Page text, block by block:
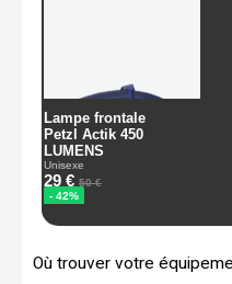
Où trouver votre